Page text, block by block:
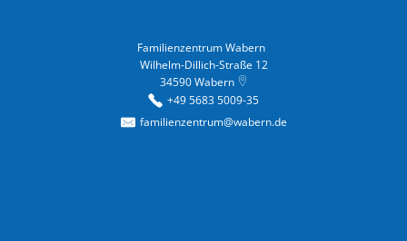
Familienzentrum Wabern
Wilhelm-Dillich-Straße 12
34590 Wabern
+49 5683 5009-35
familienzentrum@wabern.de